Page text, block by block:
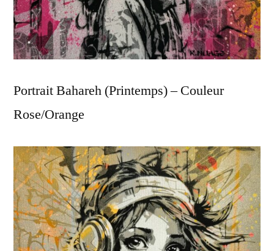
Portrait Bahareh (Printemps) – Couleur
Rose/Orange